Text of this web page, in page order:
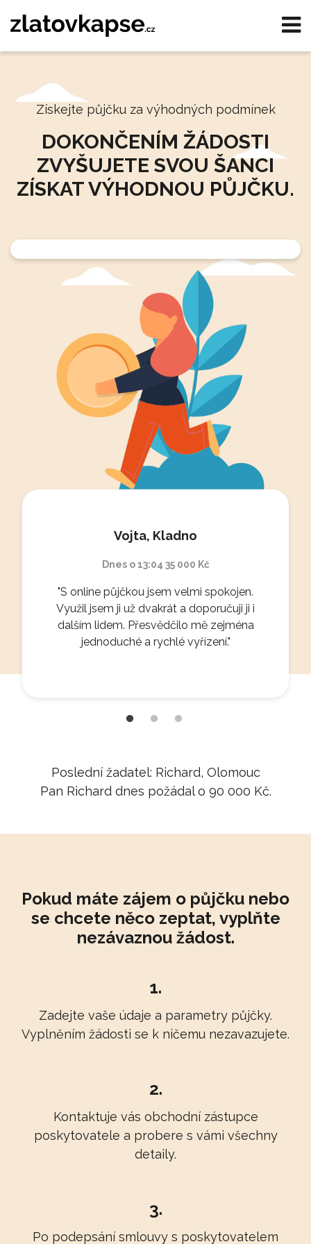
Získejte půjčku za výhodných podmínek
DOKONČENÍM ŽÁDOSTI
ZVYŠUJETE SVOU ŠANCI
ZÍSKAT VÝHODNOU PŮJČKU.
Kladno
35 000 Kč
online půjčkou jsem velmi spokojen.
jsem ji už dvakrát a doporučuji ji i
lidem. Přesvědčilo mě zejména
jednoduché a rychlé vyřízení."
"Jsem velmi
a profesionálním
nečekané výdaje
všechno rychle a
Poslední žadatel: Richard, Olomouc
Pan Richarddnes požádalo 90 000 Kč.
Pokud máte zájem o půjčku nebo
se chcete něco zeptat, vyplňte
nezávaznou žádost.
1.
Zadejte vaše údaje a parametry půjčky.
Vyplněním žádosti se k ničemu nezavazujete.
2.
Kontaktuje vás obchodní zástupce
poskytovatele a probere s vámi všechny
detaily.
3.
Po podepsání smlouvy s poskytovatelem